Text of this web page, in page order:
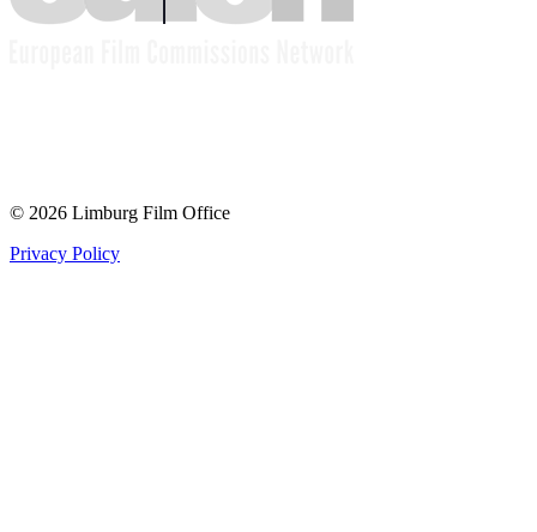
© 2026 Limburg Film Office
Privacy Policy